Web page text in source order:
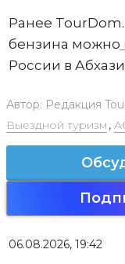
Ранее
бензина можно
России в
Автор: Редакция
Выездной туризм ,
06.08.2026, 19:42